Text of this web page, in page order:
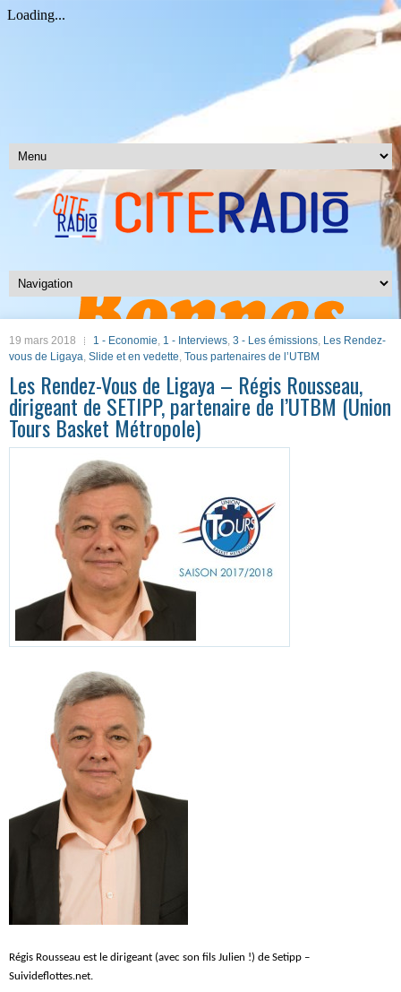
19 mars 2018 1 - Economie, 1 - Interviews, 3 - Les émissions, Les Rendez-
vous de Ligaya, Slide et en vedette, Tous partenaires de l’UTBM
Les Rendez-Vous de Ligaya – Régis Rousseau,
dirigeant de SETIPP, partenaire de l’UTBM (Union
Tours Basket Métropole)
Régis Rousseau est le dirigeant (avec son fils Julien !) de Setipp –
Suivideflottes.net.